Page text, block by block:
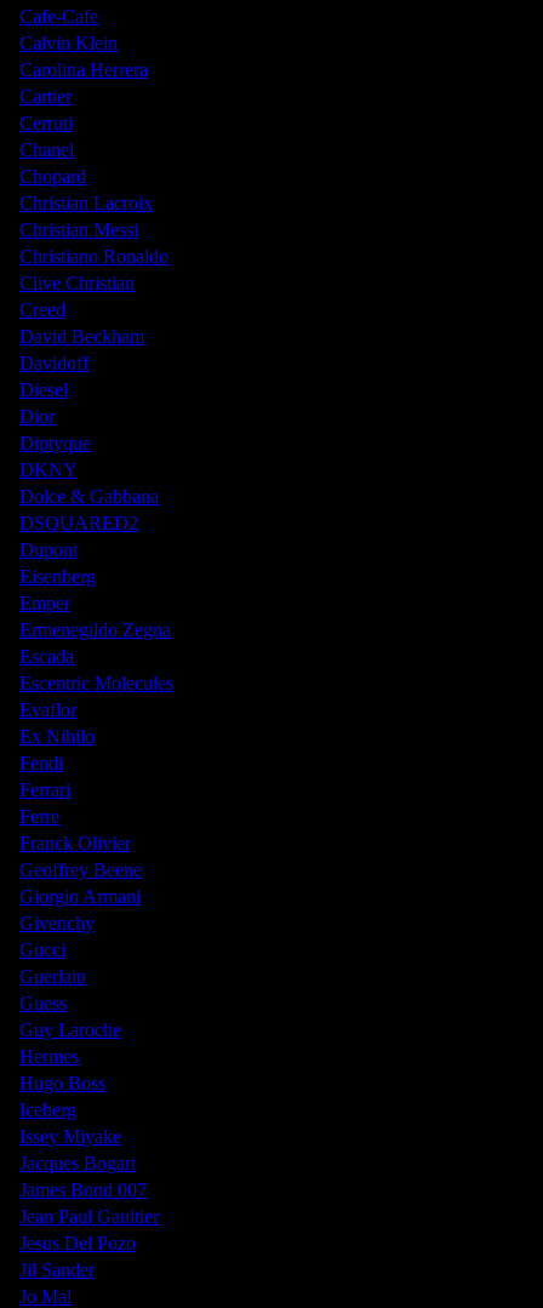
Cafe-Cafe
Calvin Klein
Carolina Herrera
Cartier
Cerruti
Chanel
Chopard
Christian Lacroix
Christian Messi
Christiano Ronaldo
Clive Christian
Creed
David Beckham
Davidoff
Diesel
Dior
Diptyque
DKNY
Dolce & Gabbana
DSQUARED2
Dupont
Eisenberg
Emper
Ermenegildo Zegna
Escada
Escentric Molecules
Evaflor
Ex Nihilo
Fendi
Ferrari
Ferre
Franck Olivier
Geoffrey Beene
Giorgio Armani
Givenchy
Gucci
Guerlain
Guess
Guy Laroche
Hermes
Hugo Boss
Iceberg
Issey Miyake
Jacques Bogart
James Bond 007
Jean Paul Gaultier
Jesus Del Pozo
Jil Sander
Jo Mal